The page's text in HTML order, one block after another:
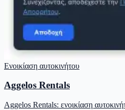
Ενοικίαση αυτοκινήτου
Aggelos Rentals
Aggelos Rentals: ενοικίαση